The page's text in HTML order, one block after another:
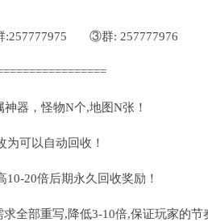
③群: 257777976
器，怪物N个,地图N张！
为可以自动回收！
10-20倍后期永久回收奖励！
全部重写,降低3-10倍,保证玩家的节